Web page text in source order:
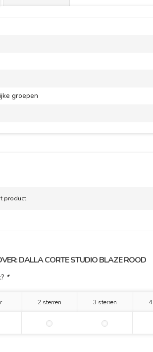
groepen
product
DALLA CORTE STUDIO BLAZE ROOD
*
2 sterren 3 sterren